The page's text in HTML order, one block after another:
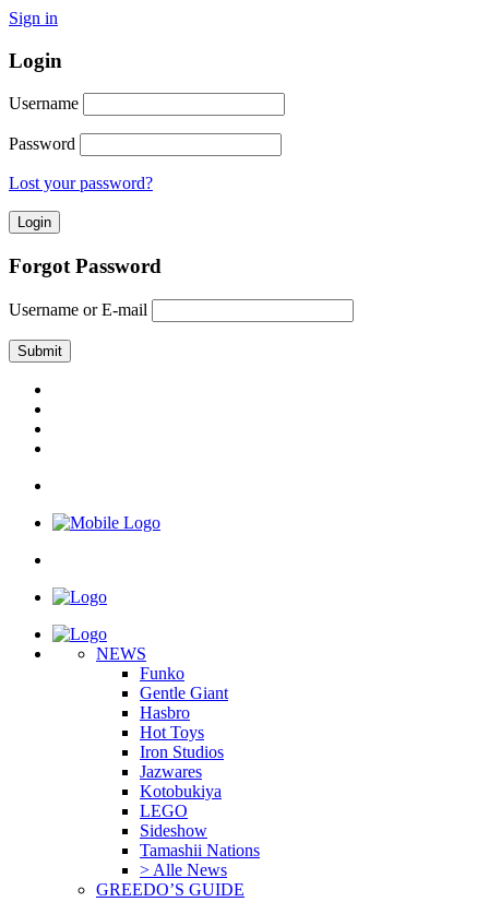
Sign in
Login
Username
Password
Lost your password?
Forgot Password
Username or E-mail
NEWS
Funko
Gentle Giant
Hasbro
Hot Toys
Iron Studios
Jazwares
Kotobukiya
LEGO
Sideshow
Tamashii Nations
> Alle News
GREEDO’S GUIDE